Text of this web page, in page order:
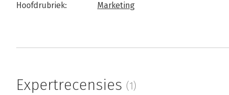
Hoofdrubriek: Marketing
Expertrecensies (1)